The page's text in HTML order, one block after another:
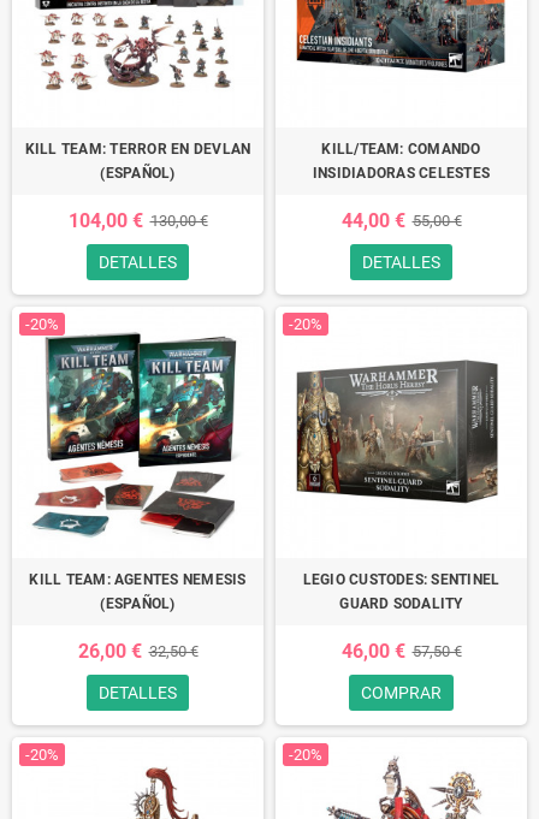
KILL TEAM: TERROR EN DEVLAN
(ESPAÑOL)
104,00 € 130,00 €
DETALLES
KILL/TEAM: COMANDO
INSIDIADORAS CELESTES
44,00 € 55,00 €
DETALLES
-20%
KILL TEAM: AGENTES NEMESIS
(ESPAÑOL)
26,00 € 32,50 €
DETALLES
-20%
LEGIO CUSTODES: SENTINEL
GUARD SODALITY
46,00 € 57,50 €
COMPRAR
-20% -20%